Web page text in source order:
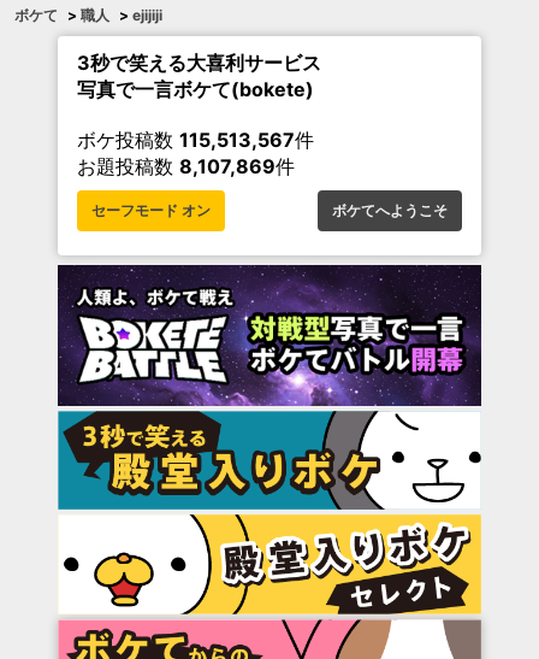
ボケて > 職人 > ejijiji
3秒で笑える大喜利サービス
写真で一言ボケて(bokete)
ボケ投稿数 115,513,567件
お題投稿数 8,107,869件
セーフモード オン ボケてへようこそ